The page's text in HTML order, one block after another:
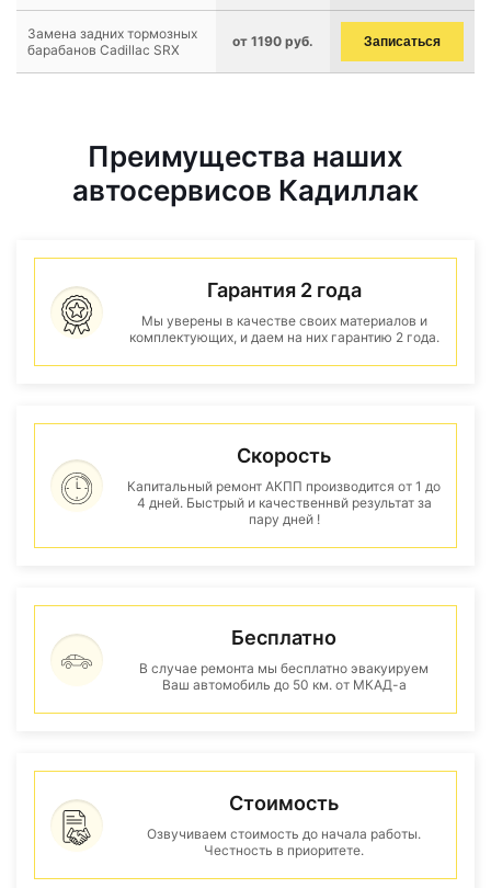
Замена задних тормозных
барабанов Cadillac SRX
от 1190 руб. Записаться
Преимущества наших
автосервисов Кадиллак
Гарантия 2 года
Мы уверены в качестве своих материалов и
комплектующих, и даем на них гарантию 2 года.
Скорость
Капитальный ремонт АКПП производится от 1 до
4 дней. Быстрый и качественнвй результат за
пару дней !
Бесплатно
В случае ремонта мы бесплатно эвакуируем
Ваш автомобиль до 50 км. от МКАД-а
Стоимость
Озвучиваем стоимость до начала работы.
Честность в приоритете.